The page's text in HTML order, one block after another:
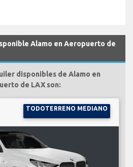
Alamo en Aeropuerto de
disponibles de Alamo en
de LAX son:
TODOTERRENO MEDIANO